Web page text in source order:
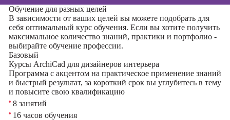
Обучение для разных целей
В зависимости от ваших целей вы можете подобрать для
себя оптимальный курс обучения. Если вы хотите получить
максимальное количество знаний, практики и портфолио -
выбирайте обучение профессии.
Базовый
Курсы ArchiCad для дизайнеров интерьера
Программа с акцентом на практическое применение знаний
и быстрый результат, за короткий срок вы углубитесь в тему
и повысите свою квалификацию
8 занятий
16 часов обучения